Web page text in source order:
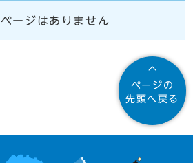
ージはありません
ページの
先頭へ戻る